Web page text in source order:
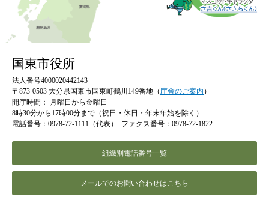
国東市役所
法人番号4000020442143
〒873-0503 大分県国東市国東町鶴川149番地（庁舎のご案内 ）
開庁時間：
月曜日から金曜日
8時30分から17時00分まで（祝日・休日・年末年始を除く）
電話番号：0978-72-1111（代表）
ファクス番号：0978-72-1822
組織別電話番号一覧
メールでのお問い合わせはこちら